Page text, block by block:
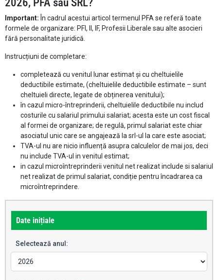
Important: În cadrul acestui articol termenul PFA se referă toate
formele de organizare: PFI, II, IF, Profesii Liberale sau alte asocieri
fără personalitate juridică.
Instrucțiuni de completare:
completează cu venitul lunar estimat și cu cheltuielile
deductibile estimate, (cheltuielile deductibile estimate – sunt
cheltuieli directe, legate de obținerea venitului);
în cazul micro-întreprinderii, cheltuielile deductibile nu includ
costurile cu salariul primului salariat; acesta este un cost fiscal
al formei de organizare; de regulă, primul salariat este chiar
asociatul unic care se angajează la srl-ul la care este asociat;
TVA-ul nu are nicio influență asupra calculelor de mai jos, deci
nu include TVA-ul in venitul estimat;
in cazul microîntreprinderii venitul net realizat include si salariul
net realizat de primul salariat, condiție pentru încadrarea ca
microîntreprindere.
PFA
sau
SRL
2026
Date inițiale
Selectează anul: